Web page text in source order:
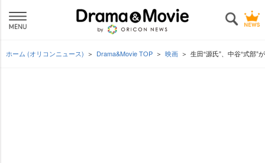
ホーム (オリコンニュース) Drama&Movie TOP 映画 生田“源氏”、中谷“式部”